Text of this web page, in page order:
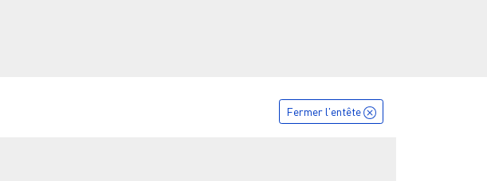
Fermer l'entête